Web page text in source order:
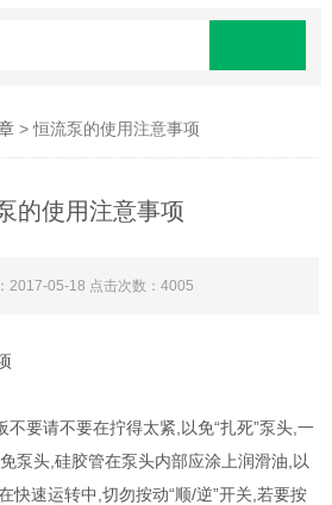
> 恒流泵的使用注意事项
的使用注意事项
：2017-05-18 点击次数：4005
要请不要在拧得太紧,以免“扎死”泵头,一
泵头,硅胶管在泵头内部应涂上润滑油,以
快速运转中,切勿按动“顺/逆”开关,若要按